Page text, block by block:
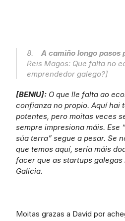
8. A camiño longo pasos
Reis Magos: Que falta no
emprendedor galego?]
[BENIU]: O que lle falta ao
confianza no propio. Aquí hai
potentes, pero moitas veces
sempre impresiona máis. Ese
súa terra” segue a pesar. Se
que temos aquí, sería máis
facer que as startups
Galicia.
Moitas grazas a David por